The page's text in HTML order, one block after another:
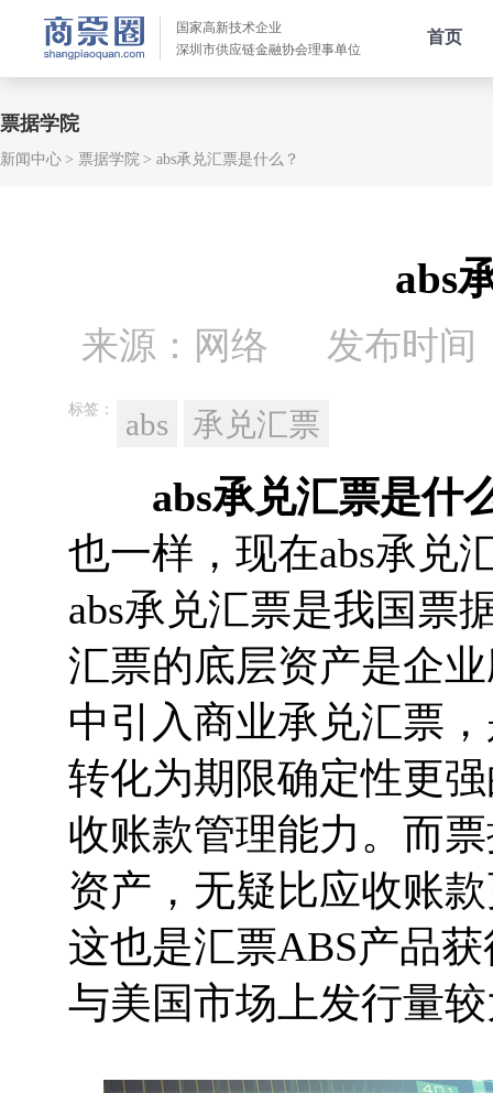
国家高新技术企业
深圳市供应链金融协会理事单位
首页
票据学院
新闻中心 票据学院 abs承兑汇票是什么？
abs
来源：网络 发布时间
标签： abs 承兑汇票
abs承兑汇票是什
也一样，现在abs承兑
abs承兑汇票是我国票
汇票的底层资产是企
中引入商业承兑汇票
转化为期限确定性更
收账款管理能力。而
资产，无疑比应收账
这也是汇票ABS产品
与美国市场上发行量